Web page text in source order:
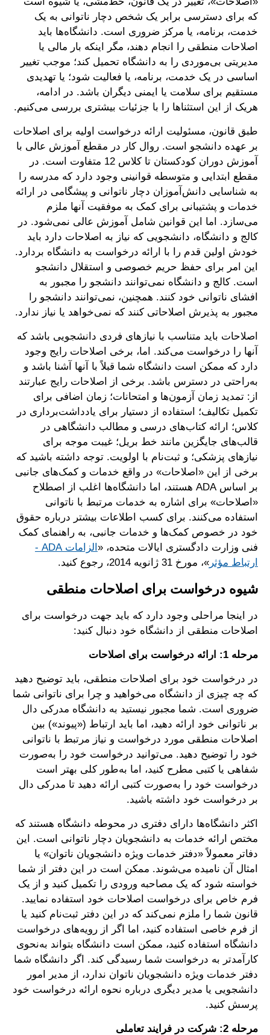
که برای دسترسی برابر یک شخص دچار ناتوانی به یک
خدمت، برنامه، یا مرکز ضروری است. دانشگاه‌ها باید
اصلاحات منطقی را انجام دهند، مگر اینکه بار مالی یا
مدیریتی بی‌موردی را به دانشگاه تحمیل کند؛ موجب تغییر
اساسی در یک خدمت، برنامه، یا فعالیت شود؛ یا تهدیدی
مستقیم برای سلامت یا ایمنی دیگران باشد. در ادامه،
هریک از این استثناها را با جزئیات بیشتری بررسی می‌کنیم.
طبق قانون، مسئولیت ارائه درخواست اولیه برای اصلاحات
بر عهده دانشجو است. روال کار در مقطع آموزش عالی با
آموزش دوران کودکستان تا کلاس 12 متفاوت است. در
مقطع ابتدایی و متوسطه قوانینی وجود دارد که مدرسه را
به شناسایی دانش‌آموزان دچار ناتوانی و پیشگامی در ارائه
خدمات و پشتیبانی برای کمک به موفقیت آنها ملزم
می‌سازد. اما این قوانین شامل آموزش عالی نمی‌شود. در
کالج و دانشگاه، دانشجویی که نیاز به اصلاحات دارد باید
خودش اولین قدم را با ارائه درخواست به دانشگاه بردارد.
این امر برای حفظ حریم خصوصی و استقلال دانشجو
است. کالج و دانشگاه نمی‌توانند دانشجو را مجبور به
افشای ناتوانی خود کنند. همچنین، نمی‌توانند دانشجو را
مجبور به پذیرش اصلاحاتی کنند که نمی‌خواهد یا نیاز ندارد.
اصلاحات باید متناسب با نیازهای فردی دانشجویی باشد که
آنها را درخواست می‌کند. اما، برخی اصلاحات رایج وجود
دارد که ممکن است دانشگاه شما قبلاً با آنها آشنا باشد و
به‌راحتی در دسترس باشد. برخی از اصلاحات رایج عبارتند
از: تمدید زمان آزمون‌ها و امتحانات؛ زمان اضافی برای
تکمیل تکالیف؛ استفاده از دستیار برای یادداشت‌برداری در
کلاس؛ ارائه کتاب‌های درسی و مطالب دانشگاهی در
قالب‌های جایگزین مانند خط بریل؛ غیبت موجه برای
نیازهای پزشکی؛ و ثبت‌نام با اولویت. توجه داشته باشید که
برخی از این «اصلاحات» در واقع خدمات و کمک‌های جانبی
بر اساس ADA هستند، اما دانشگاه‌ها اغلب از اصطلاح
«اصلاحات» برای اشاره به خدمات مرتبط با ناتوانی
استفاده می‌کنند. برای کسب اطلاعات بیشتر درباره حقوق
خود در خصوص کمک‌ها و خدمات جانبی، به راهنمای کمک
فنی وزارت دادگستری ایالات متحده، «
الزامات ADA -
ارتباط مؤثر »، مورخ 31 ژانویه 2014، رجوع کنید.
شیوه درخواست برای اصلاحات منطقی
در اینجا مراحلی وجود دارد که باید جهت درخواست برای
اصلاحات منطقی از دانشگاه خود دنبال کنید:
مرحله 1: ارائه درخواست برای اصلاحات
در درخواست خود برای اصلاحات منطقی، باید توضیح دهید
که چه چیزی از دانشگاه می‌خواهید و چرا برای ناتوانی شما
ضروری است. شما مجبور نیستید به دانشگاه مدرکی دال
بر ناتوانی خود ارائه دهید، اما باید ارتباط («پیوند») بین
اصلاحات منطقی مورد درخواست و نیاز مرتبط با ناتوانی
خود را توضیح دهید. می‌توانید درخواست خود را به‌صورت
شفاهی یا کتبی مطرح کنید، اما به‌طور کلی بهتر است
درخواست خود را به‌صورت کتبی ارائه دهید تا مدرکی دال
بر درخواست خود داشته باشید.
اکثر دانشگاه‌ها دارای دفتری در محوطه دانشگاه هستند که
مختص ارائه خدمات به دانشجویان دچار ناتوانی است. این
دفاتر معمولاً «دفتر خدمات ویژه دانشجویان ناتوان» یا
امثال آن نامیده می‌شوند. ممکن است در این دفتر از شما
خواسته شود که یک مصاحبه ورودی را تکمیل کنید و از یک
فرم خاص برای درخواست اصلاحات خود استفاده نمایید.
قانون شما را ملزم نمی‌کند که در این دفتر ثبت‌نام کنید یا
از فرم خاصی استفاده کنید، اما اگر از رویه‌های درخواست
دانشگاه استفاده کنید، ممکن است دانشگاه بتواند به‌نحوی
کارآمدتر به درخواست شما رسیدگی کند. اگر دانشگاه شما
دفتر خدمات ویژه دانشجویان ناتوان ندارد، از مدیر امور
دانشجویی یا مدیر دیگری درباره نحوه ارائه درخواست خود
پرسش کنید.
مرحله 2: شرکت در فرایند تعاملی